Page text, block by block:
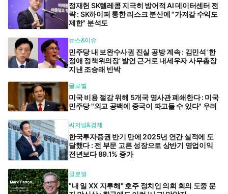
정재헌 SK텔레콤 지극히 방어적 AI 데이터센터 전
략 : SK하이퍼 통한 리스크 분산에 "가져갈 수익도
제한" 분석도
뉴스&이슈
민주당 내 보완수사권 진실 공방 계속 : 김민석 '한
정애 정책위의장' 발언 근거로 내세우자 사무총장
지낸 조승래 반박
글로벌
미국 비용 절감 위해 5개국 영사관 폐쇄한다 : 미국
민주당 "외교 공백에 중국이 파고들 수 있다" 우려
씨저널&경제
한국투자증권 반기 만에 2025년 연간 실적에 도
달했다 : 전 부문 고른 성장으로 상반기 영업이익
전년보다 89.1% 증가
글로벌
"내 일 XX 지루해" 호주 정치인 의회 회의 도중 문